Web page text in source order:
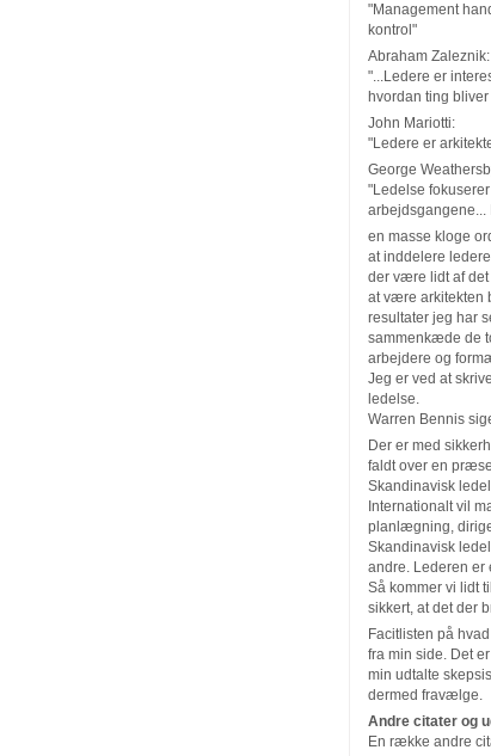
"Management
kontrol"
Abraham Zaleznik:
"...Ledere er
hvordan ting bliver
John Mariotti:
"Ledere er
George
"Ledelse
arbejdsgangene...
en masse kloge
at inddelere
der være lidt af det
at være arkitekten
resultater jeg har
sammenkæde de
arbejdere og
Jeg er ved at
ledelse.
Warren Bennis
Der er med
faldt over en
Skandinavisk
Internationalt vil
planlægning,
Skandinavisk
andre. Lederen er
Så kommer vi lidt
sikkert, at det der
Facitlisten på
fra min side. Det
min udtalte
dermed fravælge.
Andre citater og
En række andre